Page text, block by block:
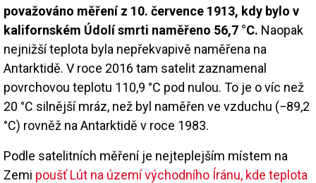
považováno měření z 10. července 1913, kdy bylo v
kalifornském Údolí smrti naměřeno 56,7 °C. Naopak
nejnižší teplota byla nepřekvapivě naměřena na
Antarktidě. V roce 2016 tam satelit zaznamenal
povrchovou teplotu 110,9 °C pod nulou. To je o víc než
20 °C silnější mráz, než byl naměřen ve vzduchu (−89,2
°C) rovněž na Antarktidě v roce 1983.
Podle satelitních měření je nejteplejším místem na
Zemi poušť Lút na území východního Íránu, kde teplota